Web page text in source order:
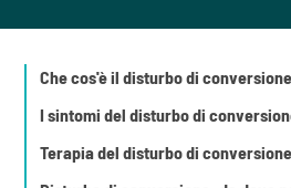
Che cos'è il disturbo di conversione
I sintomi del disturbo di
Terapia del disturbo di conversione